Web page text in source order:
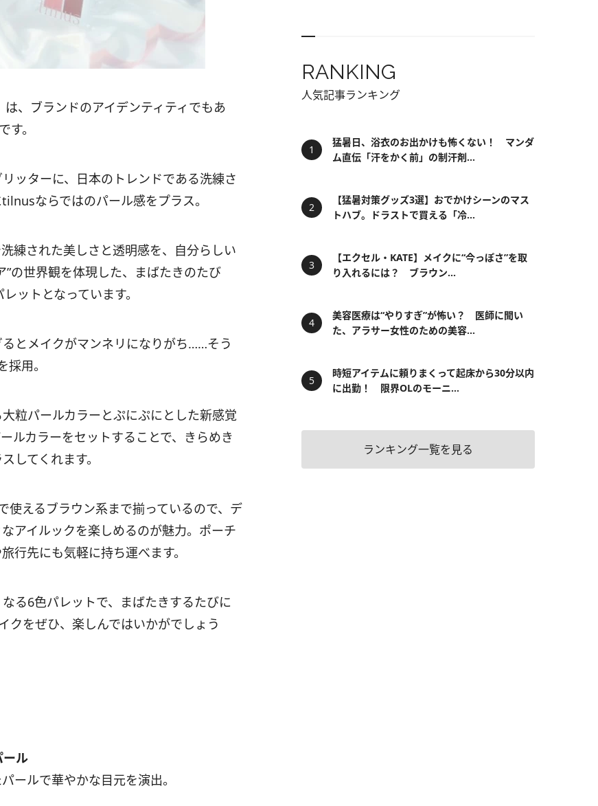
、ブランドのアイデンティティでもあ
す。
ッターに、日本のトレンドである洗練さ
ならではのパール感をプラス。
練された美しさと透明感を、自分らしい
の世界観を体現した、まばたきのたび
ットとなっています。
とメイクがマンネリになりがち……そう
用。
粒パールカラーとぷにぷにとした新感覚
ルカラーをセットすることで、きらめき
してくれます。
使えるブラウン系まで揃っているので、デ
アイルックを楽しめるのが魅力。ポーチ
行先にも気軽に持ち運べます。
る6色パレットで、まばたきするたびに
クをぜひ、楽しんではいかがでしょう
ール
ールで華やかな目元を演出。
RANKING
人気記事ランキング
猛暑日、浴衣のお出かけも怖くない！ マンダ
ム直伝「汗をかく前」の制汗剤...
【猛暑対策グッズ3選】おでかけシーンのマス
トハブ。ドラストで買える「冷...
【エクセル・KATE】メイクに“今っぽさ”を取
り入れるには？ ブラウン...
美容医療は“やりすぎ”が怖い？ 医師に聞い
た、アラサー女性のための美容...
時短アイテムに頼りまくって起床から30分以内
に出勤！ 限界OLのモーニ...
ランキング一覧を見る